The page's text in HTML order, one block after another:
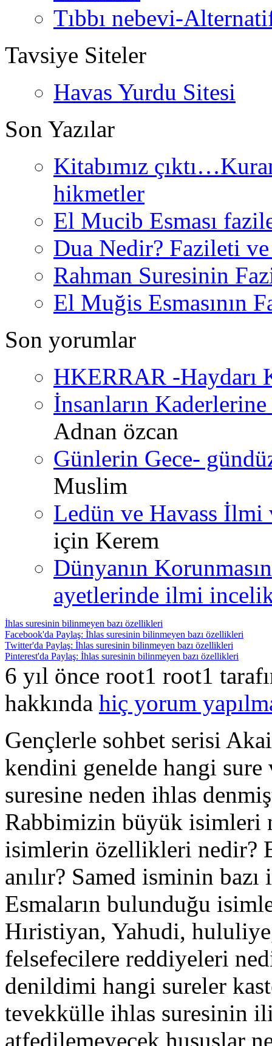
Tıbbı nebevi-
Tavsiye Siteler
Havas Yurdu Sitesi
Son Yazılar
Kitabımız
hikmetler
El Mucib Esması
Dua Nedir? Fazileti
Rahman Suresinin
El Muğis Esmasının
Son yorumlar
HKERRAR -Haydarı
İnsanların
Adnan özcan
Günlerin Gece-
Muslim
Ledün ve Havass İlmi
için Kerem
Dünyanın
ayetlerinde ilmi
İhlas suresinin bilinmeyen bazı özellikleri
Facebook'da Paylaş: İhlas suresinin bilinmeyen bazı özellikleri
Twitter'da Paylaş: İhlas suresinin bilinmeyen bazı özellikleri
Pinterest'da Paylaş: İhlas suresinin bilinmeyen bazı özellikleri
6 yıl önce root1 root1
hakkında hiç yorum
Gençlerle sohbet serisi
kendini genelde hangi sure
suresine neden ihlas
Rabbimizin büyük isimleri
isimlerin özellikleri nedir?
anılır? Samed isminin
Esmaların bulunduğu
Hıristiyan, Yahudi,
felsefecilere reddiyeleri
denildimi hangi sureler
tevekkülle ihlas suresinin
atfedilemeyecek hususlar